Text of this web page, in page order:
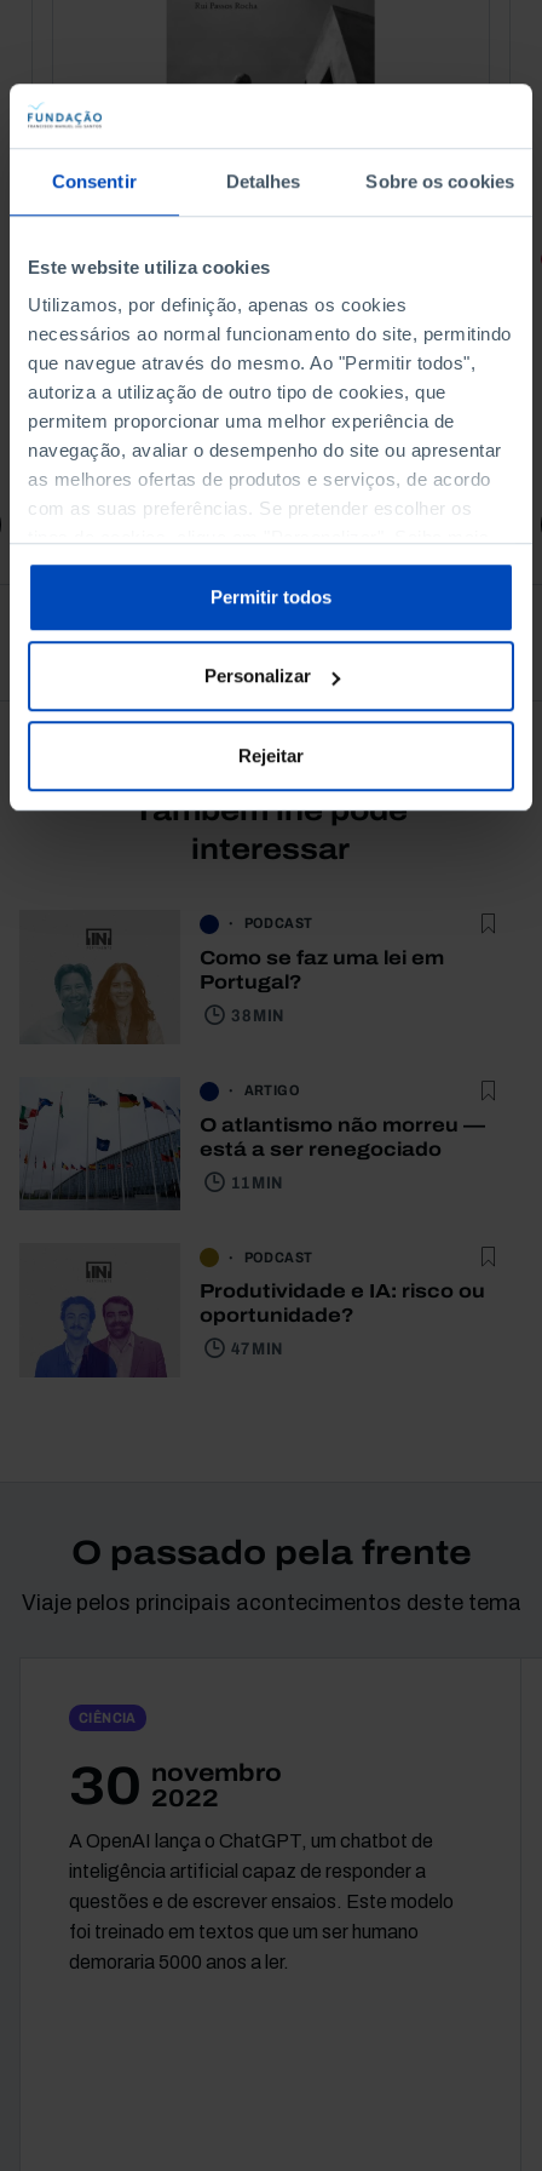
Consentir Detalhes Sobre os cookies
Este website utiliza cookies
Utilizamos, por definição, apenas os cookies
necessários ao normal funcionamento do site, permitindo
que navegue através do mesmo. Ao "Permitir todos",
autoriza a utilização de outro tipo de cookies, que
permitem proporcionar uma melhor experiência de
navegação, avaliar o desempenho do site ou apresentar
as melhores ofertas de produtos e serviços, de acordo
com as suas preferências. Se pretender escolher os
sobre cookies através da gestão de preferências ou da
Política de Cookies.
Permitir todos
Personalizar
Rejeitar
RETRATOS
Promessas do Futebol
4,50 € 5,00 € -10%
Comprar
Ver todos
Também lhe pode
interessar
PODCAST
Como se faz uma lei em
Portugal?
38 MIN
ARTIGO
O atlantismo não morreu —
está a ser renegociado
11 MIN
PODCAST
Produtividade e IA: risco ou
oportunidade?
47 MIN
O passado pela frente
Viaje pelos principais acontecimentos deste tema
CIÊNCIA
30 novembro
2022
A OpenAI lança o ChatGPT, um chatbot de
inteligência artificial capaz de responder a
questões e de escrever ensaios. Este modelo
foi treinado em textos que um ser humano
demoraria 5000 anos a ler.